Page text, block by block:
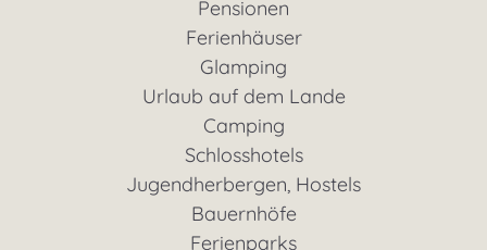
Pensionen
Ferienhäuser
Glamping
Urlaub auf dem Lande
Camping
Schlosshotels
Jugendherbergen, Hostels
Bauernhöfe
Ferienparks